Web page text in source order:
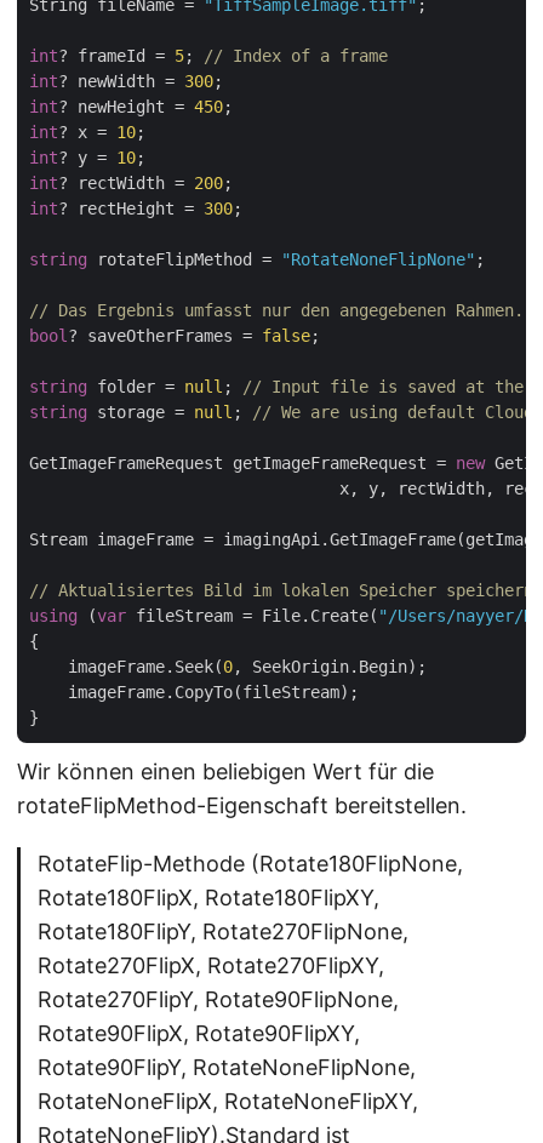
String fileName =
"TiffSampleImage.tiff" ;
int? frameId = 5;
// Index of a frame
int? newWidth = 300
int? newHeight = 450
int? x = 10
int? y = 10
int? rectWidth = 200
int? rectHeight = 300;
string rotateFlipMethod = "RotateNoneFlipNone" ;
// Das Ergebnis umfasst nur den angegebenen Rahmen.
bool ? saveOtherFrames = false;
string folder = null ;
// Input file is saved at the
string storage = null ; // We are using default Cloud
GetImageFrameRequest getImageFrameRequest = new
x, y, rectWidth,
Stream imageFrame =
// Aktualisiertes Bild im lokalen Speicher speichern
using (var fileStream = File.Create( "/Users/nayyer/
{
    imageFrame.Seek(
0, SeekOrigin.Begin);
    imageFrame.CopyTo(fileStream);
Wir können einen beliebigen Wert für die
rotateFlipMethod-Eigenschaft bereitstellen.
RotateFlip-Methode (Rotate180FlipNone,
Rotate180FlipX, Rotate180FlipXY,
Rotate180FlipY, Rotate270FlipNone,
Rotate270FlipX, Rotate270FlipXY,
Rotate270FlipY, Rotate90FlipNone,
Rotate90FlipX, Rotate90FlipXY,
Rotate90FlipY, RotateNoneFlipNone,
RotateNoneFlipX, RotateNoneFlipXY,
RotateNoneFlipY).Standard ist